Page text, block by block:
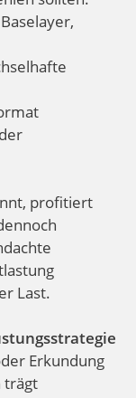
profitiert
Last.
Erkundung
trägt